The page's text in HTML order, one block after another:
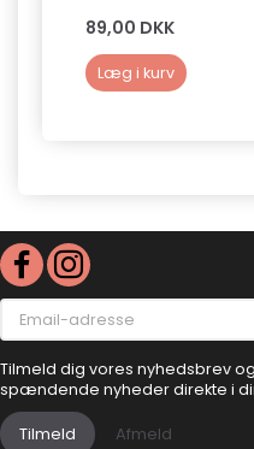
89,00 DKK
Læg i kurv
Email-
adresse
Tilmeld dig vores nyhedsbrev
spændende nyheder direkte i
Tilmeld Afmeld